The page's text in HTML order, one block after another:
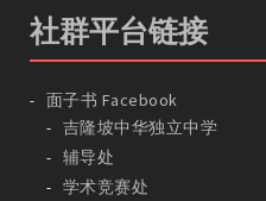
社群平台链接
面子书 Facebook
吉隆坡中华独立中学
辅导处
学术竞赛处